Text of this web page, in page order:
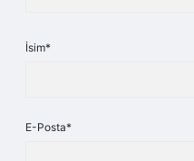
İsim*
E-Posta*